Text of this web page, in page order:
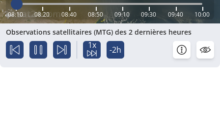
08:10 08:20 08:40 08:50 09:10 09:30 09:40 10:00
Observations satellitaires (MTG) des 2 dernières heures
1x -2h